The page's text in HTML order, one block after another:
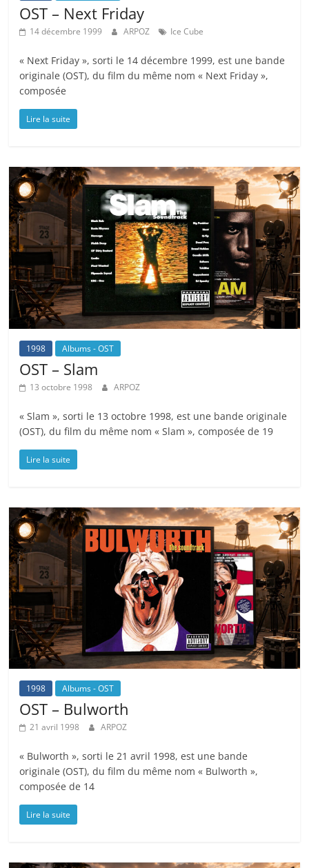
OST – Next Friday
14 décembre 1999 ARPOZ Ice Cube
« Next Friday », sorti le 14 décembre 1999, est une bande
originale (OST), du film du même nom « Next Friday »,
composée
Lire la suite
1998 Albums - OST
OST – Slam
13 octobre 1998 ARPOZ
« Slam », sorti le 13 octobre 1998, est une bande originale
(OST), du film du même nom « Slam », composée de 19
Lire la suite
1998 Albums - OST
OST – Bulworth
21 avril 1998 ARPOZ
« Bulworth », sorti le 21 avril 1998, est une bande
originale (OST), du film du même nom « Bulworth »,
composée de 14
Lire la suite